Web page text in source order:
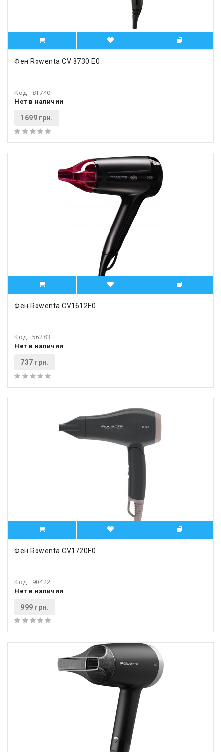
Фен Rowenta CV 8730 E0
Код: 81740
Нет в наличии
1699 грн.
Фен Rowenta CV1612F0
Код: 56283
Нет в наличии
737 грн.
Фен Rowenta CV1720F0
Код: 90422
Нет в наличии
999 грн.